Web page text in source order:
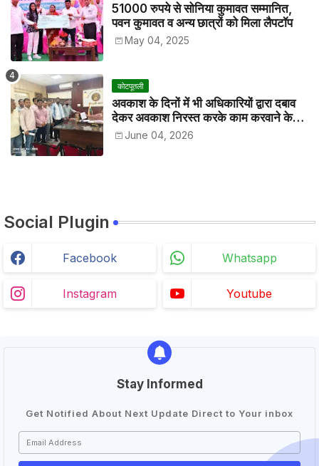
51000 रुपये से सोनिया कुमावत सम्मानित,
पवन कुमावत व अन्य छात्रों को मिला लैपटॉप
May 04, 2025
कोटपूतली
अवकाश के दिनों में भी अधिकारियों द्वारा दबाव
देकर अवकाश निरस्त करके काम करवाने के
विरोध में कर्मचारियों ने जिला कलेक्टर को सीएस
के नाम दिया ज्ञापन
June 04, 2026
Social Plugin
Facebook Whatsapp
Instagram Youtube
Stay Informed
Get Notified About Next Update Direct to Your inbox